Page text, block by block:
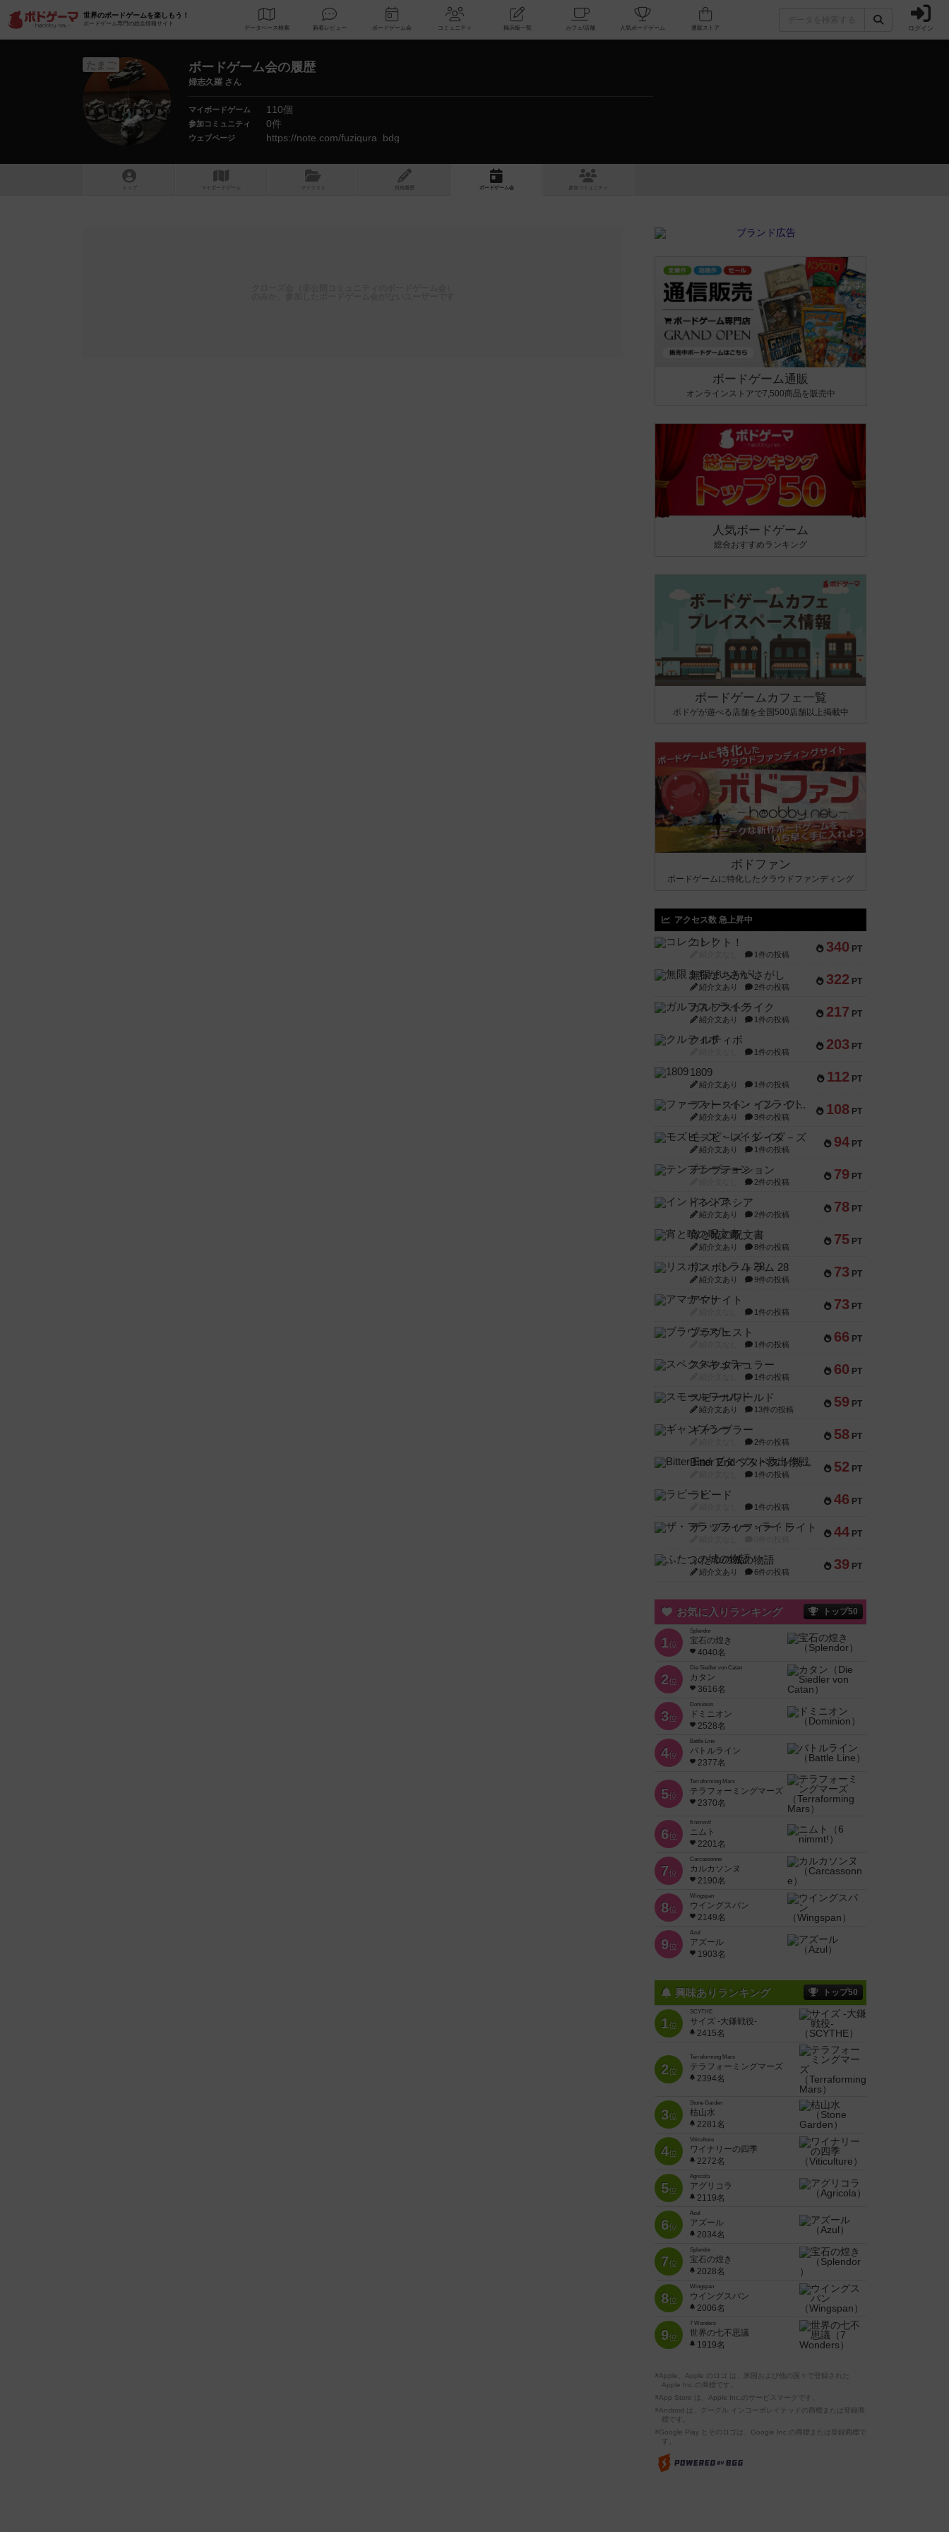
世界のボードゲームを楽しもう！
ボードゲーム専門の総合情報サイト
データベース 検索 新着レビュー ボードゲーム会 コミュニティ 掲示板一覧 カフェ/店舗 人気ボードゲーム ログイン
たまご ボードゲーム会の履歴
婦志久羅 さん
マイボードゲーム 110個
参加コミュニティ 0件
ウェブページ https://note.com/fuziqura_bdg
トップ マイボードゲーム マイリスト 投稿履歴 ボ ードゲーム会 コミュニティ
ボードゲーム通販
オンラインストアで7,500商品を販売中
人気ボードゲーム
総合おすすめランキング
ボードゲームカフェ一覧
ボドゲが遊べる店舗を全国500店舗以上掲載中
ボドファン
ボードゲームに特化したクラウドファンディング
アクセス数 急上昇中
340 PT
コレクト！
1件の投稿
322 PT
無限まちがいさがし
紹介文あり 2件の投稿
217 PT
ガルフストライク
紹介文あり 1件の投稿
203 PT
クルティボ
1件の投稿
112 PT
1809
紹介文あり 1件の投稿
108 PT
ファースト・イン・フライト
紹介文あり 3件の投稿
94 PT
モズビ－ズ・レイダ－ズ
紹介文あり 1件の投稿
79 PT
テンプテーション
2件の投稿
78 PT
インドネシア
紹介文あり 2件の投稿
75 PT
宵と暁の呪文書
紹介文あり 8件の投稿
73 PT
リスボン・トラム 28
紹介文あり 9件の投稿
73 PT
アマナイト
1件の投稿
66 PT
ブラヴェスト
1件の投稿
60 PT
スペクタキュラー
1件の投稿
59 PT
スモールワールド
紹介文あり 13件の投稿
58 PT
ギャンブラー
2件の投稿
52 PT
Bitter End ブタペスト救出作戦
1件の投稿
46 PT
ラピード
1件の投稿
44 PT
ザ・フラッフィー・ライト
39 PT
ふたつの城の物語
紹介文あり 6件の投稿
お気に入りランキング トップ50
1位
Splendor
宝石の煌き
4040名
2位
Die Siedler von Catan
カタン
3616名
3位
Dominion
ドミニオン
2528名
4位
Battle Line
バトルライン
2377名
5位
Terraforming Mars
テラフォーミングマーズ
2370名
6位
6 nimmt!
ニムト
2201名
7位
Carcassonne
カルカソンヌ
2190名
8位
Wingspan
ウイングスパン
2149名
9位
Azul
アズール
1903名
興味ありランキング トップ50
1位
SCYTHE
サイズ -大鎌戦役-
2415名
2位
Terraforming Mars
テラフォーミングマーズ
2394名
3位
Stone Garden
枯山水
2281名
4位
Viticulture
ワイナリーの四季
2272名
5位
Agricola
アグリコラ
2119名
6位
Azul
アズール
2034名
7位
Splendor
宝石の煌き
2028名
8位
Wingspan
ウイングスパン
2006名
9位
7 Wonders
世界の七不思議
1919名
※Apple、Apple のロゴ は、米国および他の国々で登録された
Apple Inc.の商標です。
※App Store は、Apple Inc.のサービスマークです。
※Android は、グーグル インコーポレイテッドの商標または登録商
標です。
※Google Play とそのロゴは、Google Inc.の商標または登録商標で
す。